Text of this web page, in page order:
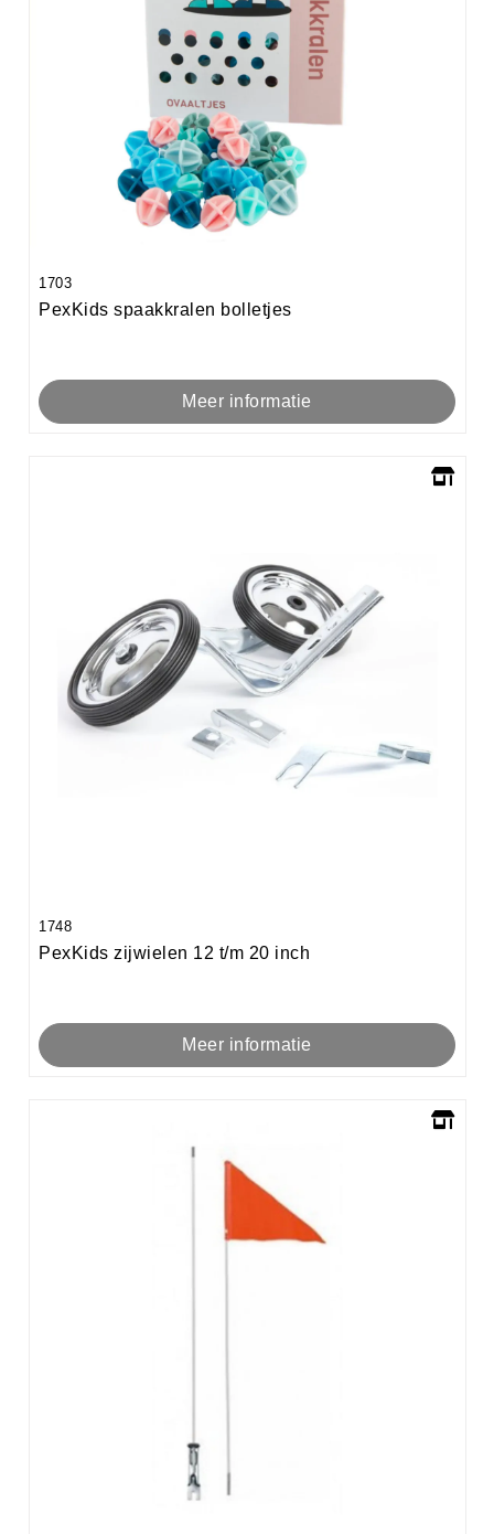
1703
PexKids spaakkralen bolletjes
Meer informatie
1748
PexKids zijwielen 12 t/m 20 inch
Meer informatie